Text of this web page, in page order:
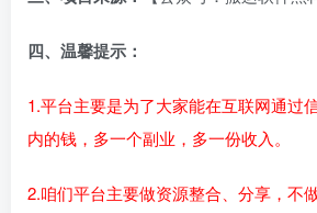
四、温馨提示：
1.平台主要是为了大家能在互联网通过
内的钱，多一个副业，多一份收入。
2.咱们平台主要做资源整合、分享，不